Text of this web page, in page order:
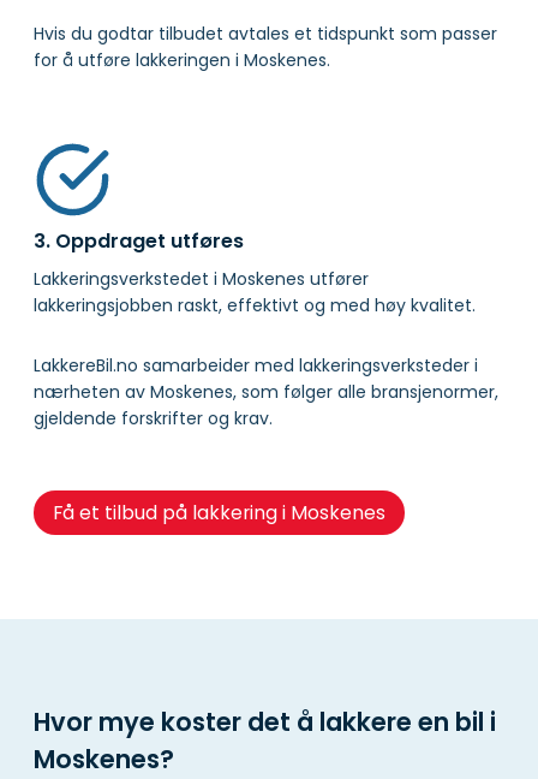
Hvis du godtar tilbudet avtales et tidspunkt som passer
for å utføre lakkeringen i Moskenes.
3. Oppdraget utføres
Lakkeringsverkstedet i Moskenes utfører
lakkeringsjobben raskt, effektivt og med høy kvalitet.
LakkereBil.no samarbeider med lakkeringsverksteder i
nærheten av Moskenes, som følger alle bransjenormer,
gjeldende forskrifter og krav.
Få et tilbud på lakkering i Moskenes
Hvor mye koster det å lakkere en bil i
Moskenes?